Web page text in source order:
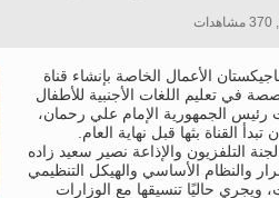
الأعمال الخاصة بإنشاء قناة
في تعليم اللغات الأجنبية للأطفال
رئيس الجمهورية الإمام علي رحمان،
القناة بثها قبل نهاية العام.
التلفزيون والإذاعة نصير سعيد زاده
والنظام الأساسي والهيكل التنظيمي
ويجري حاليًا تنسيقها مع الوزارات